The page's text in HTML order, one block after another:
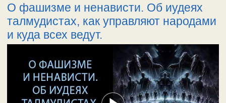
О фашизме и ненависти. Об иудеях
талмудистах, как управляют народами
и куда всех ведут.